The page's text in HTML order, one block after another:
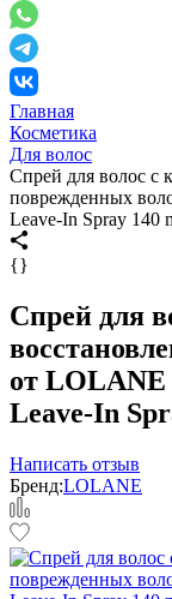
Главная
Косметика
Для волос
Спрей для волос с
поврежденных
Leave-In Spray 140
{}
Спрей для
от
Leave-In
Написать отзыв
Бренд:LOLANE